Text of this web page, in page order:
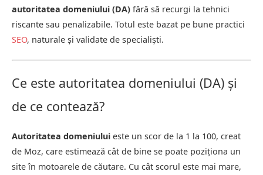
autoritatea domeniului (DA) fără să recurgi la tehnici
riscante sau penalizabile. Totul este bazat pe bune practici
SEO, naturale și validate de specialiști.
Ce este autoritatea domeniului (DA) și
de ce contează?
Autoritatea domeniului este un scor de la 1 la 100, creat
de Moz, care estimează cât de bine se poate poziționa un
site în motoarele de căutare. Cu cât scorul este mai mare,